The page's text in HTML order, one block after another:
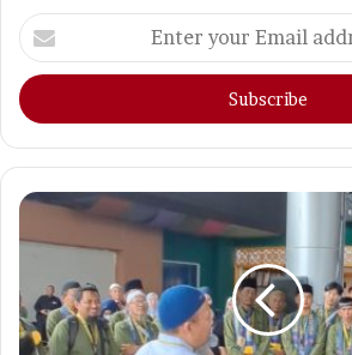
Enter
your
Email
address